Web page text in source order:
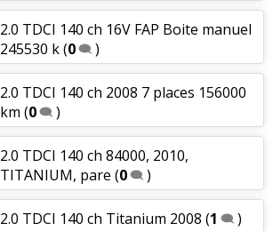
2.0 TDCI 140 ch 16V FAP Boite manuel
245530 k(0 )
2.0 TDCI 140 ch 2008 7 places 156000
km (0 )
2.0 TDCI 140 ch 84000, 2010,
TITANIUM, pare (0 )
2.0 TDCI 140 ch Titanium 2008 (1 )